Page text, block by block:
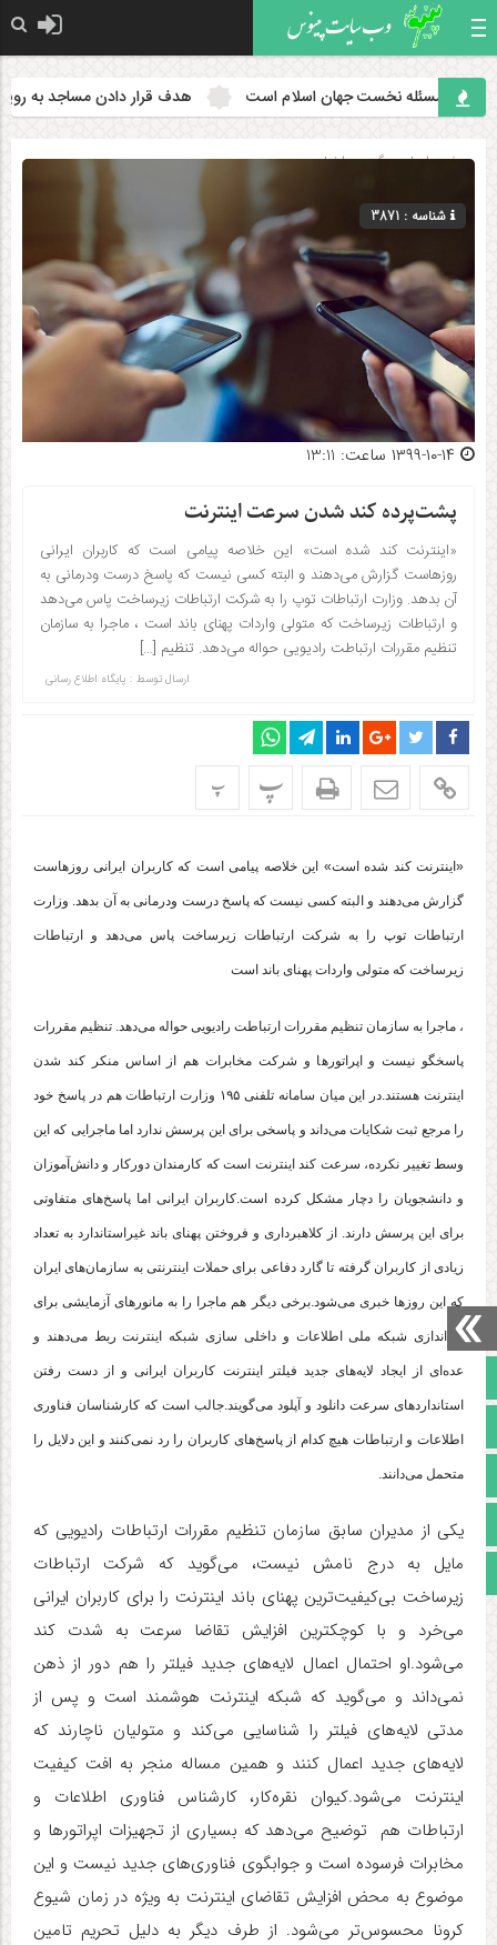
صفحه نخست
آپارات
اینستاگرام
مجوز سایت
مسئله نخست جهان اسلام است هدف قرار دادن مساجد به
صفحه اصلی» گروه »اخبار
شناسه : 3871
پشت‌پرده کند شدن سرعت اینترنت
«اینترنت کند شده است» این خلاصه پیامی است که کاربران ایرانی
روزهاست گزارش می‌دهند و البته کسی نیست که پاسخ درست ودرمانی به
آن بدهد. وزارت ارتباطات توپ را به شرکت ارتباطات زیرساخت پاس می‌دهد
و ارتباطات زیرساخت که متولی واردات پهنای باند است ، ماجرا به سازمان
تنظیم مقررات ارتباطت رادیویی حواله می‌دهد. تنظیم […]
ارسال توسط : پایگاه اطلاع رسانی
پ پ
«اینترنت کند شده است» این خلاصه پیامی است که کاربران ایرانی روزهاست
گزارش می‌دهند و البته کسی نیست که پاسخ درست ودرمانی به آن بدهد. وزارت
ارتباطات توپ را به شرکت ارتباطات زیرساخت پاس می‌دهد و ارتباطات
زیرساخت که متولی واردات پهنای باند است
، ماجرا به سازمان تنظیم مقررات ارتباطت رادیویی حواله می‌دهد. تنظیم مقررات
پاسخگو نیست و اپراتورها و شرکت مخابرات هم از اساس منکر کند شدن
اینترنت هستند.در این میان سامانه تلفنی ۱۹۵ وزارت ارتباطات هم در پاسخ خود
را مرجع ثبت شکایات می‌داند و پاسخی برای این پرسش ندارد اما ماجرایی که این
وسط تغییر نکرده، سرعت کند اینترنت است که کارمندان دورکار و دانش‌آموزان
و دانشجویان را دچار مشکل کرده است.کاربران ایرانی اما پاسخ‌های متفاوتی
برای این پرسش دارند. از کلاهبرداری و فروختن پهنای باند غیراستاندارد به تعداد
زیادی از کاربران گرفته تا گارد دفاعی برای حملات اینترنتی به سازمان‌های ایران
که این روزها خبری می‌شود.برخی دیگر هم ماجرا را به مانورهای آزمایشی برای
راه‌اندازی شبکه ملی اطلاعات و داخلی سازی شبکه اینترنت ربط می‌دهند و
عده‌ای از ایجاد لایه‌های جدید فیلتر اینترنت کاربران ایرانی و از دست رفتن
استانداردهای سرعت دانلود و آپلود می‌گویند.جالب است که کارشناسان فناوری
اطلاعات و ارتباطات هیچ کدام از پاسخ‌های کاربران را رد نمی‌کنند و این دلایل را
متحمل می‌دانند.
یکی از مدیران سابق سازمان تنظیم مقررات ارتباطات رادیویی که
مایل به درج نامش نیست، می‌گوید که شرکت ارتباطات
زیرساخت بی‌کیفیت‌ترین پهنای باند اینترنت را برای کاربران ایرانی
می‌خرد و با کوچکترین افزایش تقاضا سرعت به شدت کند
می‌شود.او احتمال اعمال لایه‌های جدید فیلتر را هم دور از ذهن
نمی‌داند و می‌گوید که شبکه اینترنت هوشمند است و پس از
مدتی لایه‌های فیلتر را شناسایی می‌کند و متولیان ناچارند که
لایه‌های جدید اعمال کنند و همین مساله منجر به افت کیفیت
اینترنت می‌شود.کیوان نقره‌کار، کارشناس فناوری اطلاعات و
ارتباطات هم توضیح می‌دهد که بسیاری از تجهیزات اپراتورها و
مخابرات فرسوده است و جوابگوی فناوری‌های جدید نیست و این
موضوع به محض افزایش تقاضای اینترنت به ویژه در زمان شیوع
کرونا محسوس‌تر می‌شود. از طرف دیگر به دلیل تحریم تامین